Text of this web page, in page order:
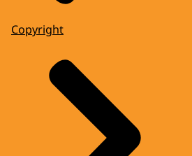
Copyright